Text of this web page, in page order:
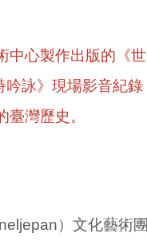
中心製作出版的《世
詠》現場影音紀錄
灣歷史。
）文化藝術團